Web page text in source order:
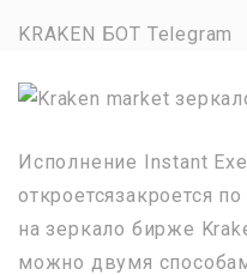
KRAKEN БОТ Telegram
Исполнение Instant
откроетсязакроется
на зеркало бирже
можно двумя